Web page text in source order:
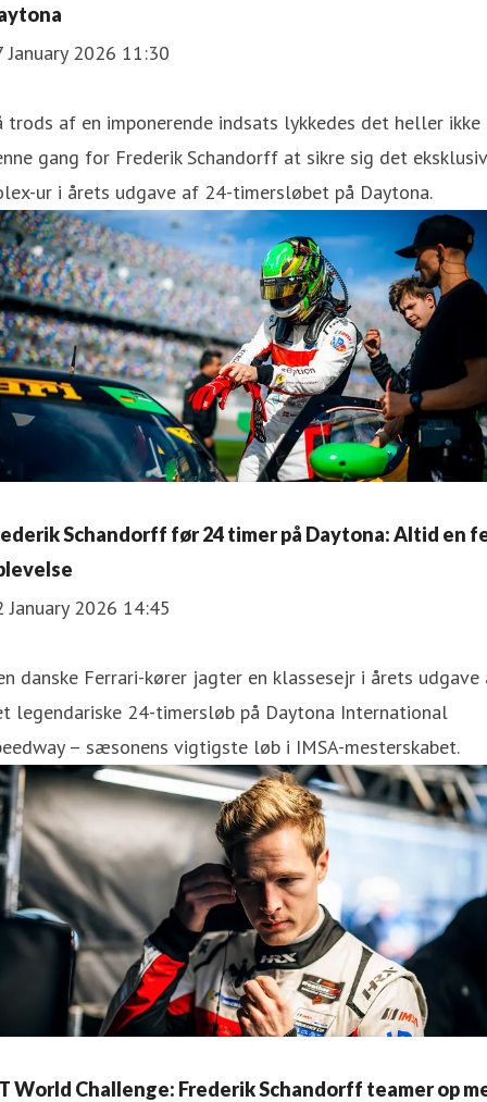
January 2026 11:30
trods af en imponerende indsats lykkedes det heller ikke
gang for Frederik Schandorff at sikre sig det
ur i årets udgave af 24-timersløbet på Daytona.
Schandorff før 24 timer på Daytona: Altid en
January 2026 14:45
danske Ferrari-kører jagter en klassesejr i årets udgave
legendariske 24-timersløb på Daytona International
– sæsonens vigtigste løb i IMSA-mesterskabet.
World Challenge: Frederik Schandorff teamer op